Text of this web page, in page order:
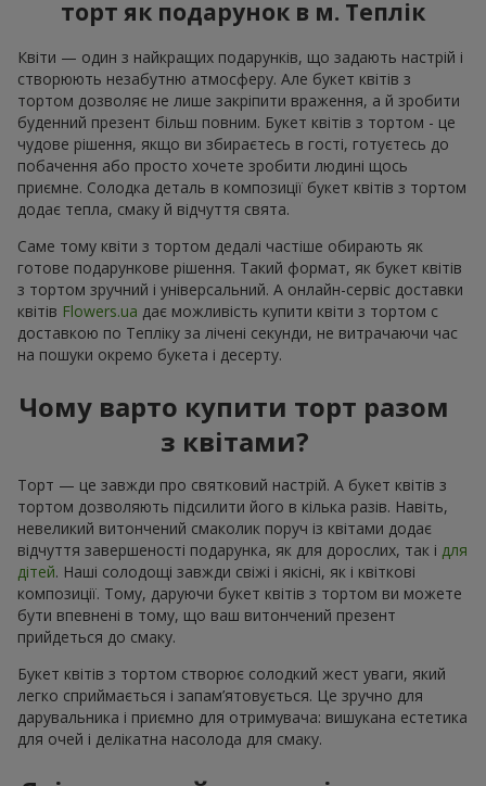
торт як подарунок в м. Теплік
Квіти — один з найкращих подарунків, що задають настрій і
створюють незабутню атмосферу. Але букет квітів з
тортом дозволяє не лише закріпити враження, а й зробити
буденний презент більш повним. Букет квітів з тортом - це
чудове рішення, якщо ви збираєтесь в гості, готуєтесь до
побачення або просто хочете зробити людині щось
приємне. Солодка деталь в композиції букет квітів з тортом
додає тепла, смаку й відчуття свята.
Саме тому квіти з тортом дедалі частіше обирають як
готове подарункове рішення. Такий формат, як букет квітів
з тортом зручний і універсальний. А онлайн-сервіс доставки
квітів Flowers.ua дає можливість купити квіти з тортом с
доставкою по Тепліку за лічені секунди, не витрачаючи час
на пошуки окремо букета і десерту.
Чому варто купити торт разом
з квітами?
Торт — це завжди про святковий настрій. А букет квітів з
тортом дозволяють підсилити його в кілька разів. Навіть,
невеликий витончений смаколик поруч із квітами додає
відчуття завершеності подарунка, як для дорослих, так і для
дітей. Наші солодощі завжди свіжі і якісні, як і квіткові
композиції. Тому, даруючи букет квітів з тортом ви можете
бути впевнені в тому, що ваш витончений презент
прийдеться до смаку.
Букет квітів з тортом створює солодкий жест уваги, який
легко сприймається і запам’ятовується. Це зручно для
дарувальника і приємно для отримувача: вишукана естетика
для очей і делікатна насолода для смаку.